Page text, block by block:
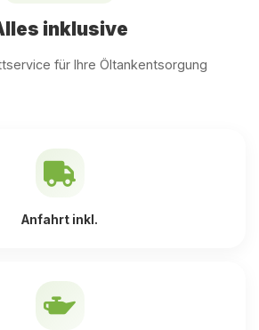
inklusive
für Ihre Öltankentsorgung
Anfahrt inkl.